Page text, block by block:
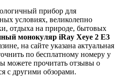
прибор для
условиях, великолепно
отдыха на природе, бытовых
монокуляр iRay Xeye 2 E3
на сайте указана актуальная
по бесплатному номеру у
можете прочитать отзывы о
с другими обзорами.